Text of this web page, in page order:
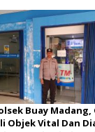
Buay Madang,
Objek Vital Dan